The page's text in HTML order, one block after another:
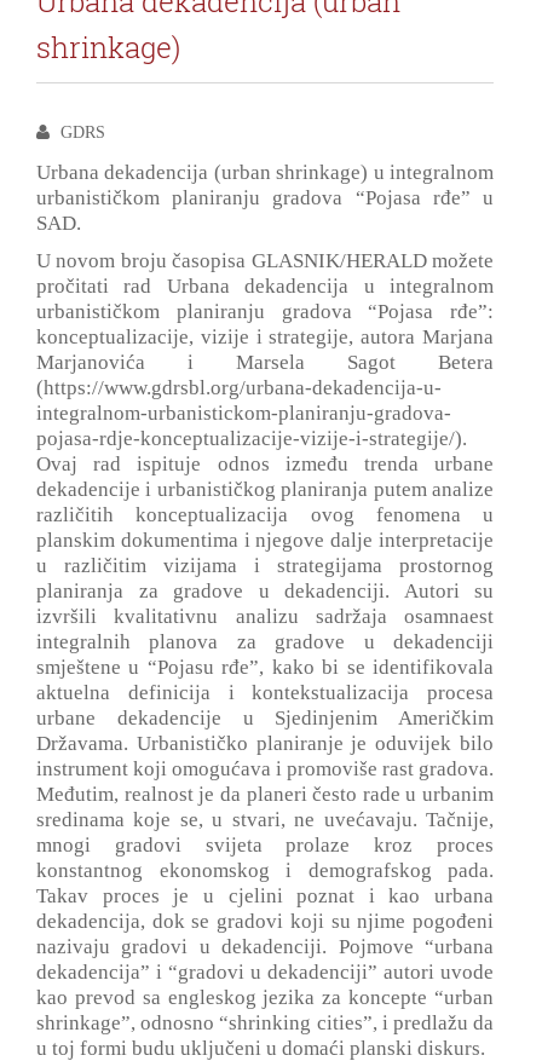
shrinkage)
GDRS
Urbana dekadencija (urban shrinkage) u integralnom
urbanističkom planiranju gradova “Pojasa rđe” u
SAD.
U novom broju časopisa GLASNIK/HERALD možete
pročitati rad Urbana dekadencija u integralnom
urbanističkom planiranju gradova “Pojasa rđe”:
konceptualizacije, vizije i strategije, autora Marjana
Marjanovića i Marsela Sagot Betera
(https://www.gdrsbl.org/urbana-dekadencija-u-
integralnom-urbanistickom-planiranju-gradova-
pojasa-rdje-konceptualizacije-vizije-i-strategije/).
Ovaj rad ispituje odnos između trenda urbane
dekadencije i urbanističkog planiranja putem analize
različitih konceptualizacija ovog fenomena u
planskim dokumentima i njegove dalje interpretacije
u različitim vizijama i strategijama prostornog
planiranja za gradove u dekadenciji. Autori su
izvršili kvalitativnu analizu sadržaja osamnaest
integralnih planova za gradove u dekadenciji
smještene u “Pojasu rđe”, kako bi se identifikovala
aktuelna definicija i kontekstualizacija procesa
urbane dekadencije u Sjedinjenim Američkim
Državama. Urbanističko planiranje je oduvijek bilo
instrument koji omogućava i promoviše rast gradova.
Međutim, realnost je da planeri često rade u urbanim
sredinama koje se, u stvari, ne uvećavaju. Tačnije,
mnogi gradovi svijeta prolaze kroz proces
konstantnog ekonomskog i demografskog pada.
Takav proces je u cjelini poznat i kao urbana
dekadencija, dok se gradovi koji su njime pogođeni
nazivaju gradovi u dekadenciji. Pojmove “urbana
dekadencija” i “gradovi u dekadenciji” autori uvode
kao prevod sa engleskog jezika za koncepte “urban
shrinkage”, odnosno “shrinking cities”, i predlažu da
u toj formi budu uključeni u domaći planski diskurs.